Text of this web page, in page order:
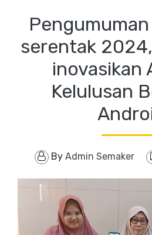
serentak 2024,
inovasikan
Kelulusan
By Admin Semaker